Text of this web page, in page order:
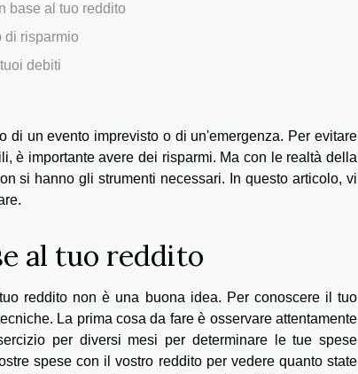
base al tuo reddito
di risparmio
debiti
di un evento imprevisto o di un'emergenza. Per evitare
è importante avere dei risparmi. Ma con le realtà della
si hanno gli strumenti necessari. In questo articolo, vi
al tuo reddito
reddito non è una buona idea. Per conoscere il tuo
La prima cosa da fare è osservare attentamente
per diversi mesi per determinare le tue spese
spese con il vostro reddito per vedere quanto state